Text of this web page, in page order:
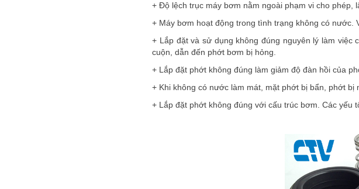
+ Độ lệch trục máy bơm nằm ngoài phạm vi cho phép,
+ Máy bơm hoạt động trong tình trạng không có nước.
+ Lắp đặt và sử dụng không đúng nguyên lý làm
cuộn, dẫn đến phớt bơm bị hỏng.
+ Lắp đặt phớt không đúng làm giảm độ đàn hồi của
+ Khi không có nước làm mát, mặt phớt bị bẩn, phớt bị
+ Lắp đặt phớt không đúng với cấu trúc bơm. Các yếu